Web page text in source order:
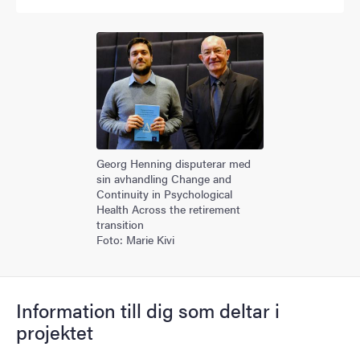
Georg Henning disputerar med
sin avhandling Change and
Continuity in Psychological
Health Across the retirement
transition
Foto: Marie Kivi
Information till dig som deltar i
projektet